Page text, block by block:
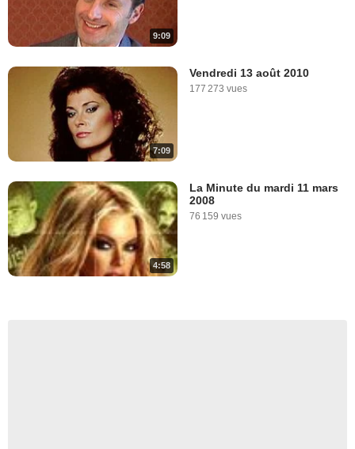
9:09
7:09
Vendredi 13 août 2010
177 273 vues
4:58
La Minute du mardi 11 mars
2008
76 159 vues